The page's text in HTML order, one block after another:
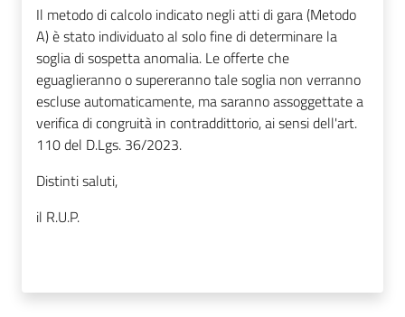
Il metodo di calcolo indicato negli atti di gara (Metodo
A) è stato individuato al solo fine di determinare la
soglia di sospetta anomalia. Le offerte che
eguaglieranno o supereranno tale soglia non verranno
escluse automaticamente, ma saranno assoggettate a
verifica di congruità in contraddittorio, ai sensi dell'art.
110 del D.Lgs. 36/2023.
Distinti saluti,
il R.U.P.